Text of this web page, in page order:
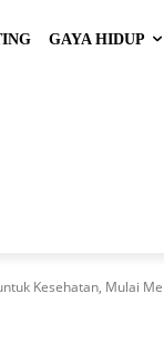
GAYA HIDUP
Kesehatan, Mulai